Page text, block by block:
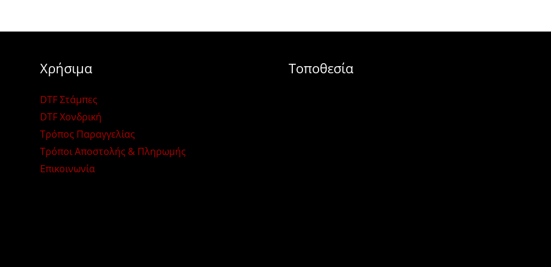
Χρήσιμα
DTF Στάμπες
DTF Χονδρική
Τρόπος Παραγγελίας
Τρόποι Αποστολής & Πληρωμής
Επικοινωνία
Τοποθεσία